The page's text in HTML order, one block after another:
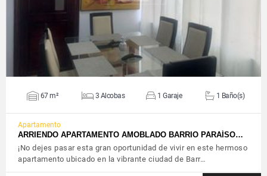
67 m² 3 Alcobas 1 Garaje 1 Baño(s)
Apartamento
ARRIENDO APARTAMENTO AMOBLADO BARRIO PARAÍSO…
¡No dejes pasar esta gran oportunidad de vivir en este hermoso
apartamento ubicado en la vibrante ciudad de Barr…